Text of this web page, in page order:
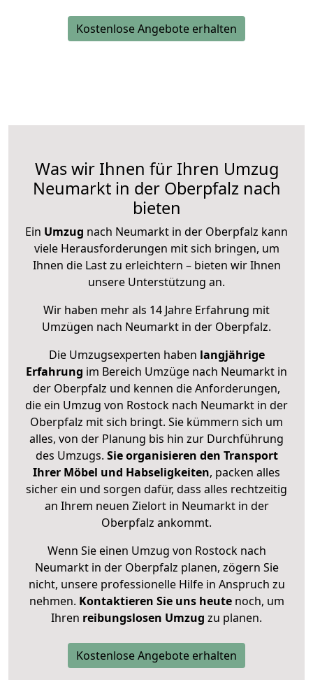
Kostenlose Angebote erhalten
Was wir Ihnen für Ihren Umzug
Neumarkt in der Oberpfalz nach
bieten
Ein Umzug nach Neumarkt in der Oberpfalz kann
viele Herausforderungen mit sich bringen, um
Ihnen die Last zu erleichtern – bieten wir Ihnen
unsere Unterstützung an.
Wir haben mehr als 14 Jahre Erfahrung mit
Umzügen nach Neumarkt in der Oberpfalz.
Die Umzugsexperten haben langjährige
Erfahrung im Bereich Umzüge nach Neumarkt in
der Oberpfalz und kennen die Anforderungen,
die ein Umzug von Rostock nach Neumarkt in der
Oberpfalz mit sich bringt. Sie kümmern sich um
alles, von der Planung bis hin zur Durchführung
des Umzugs. Sie organisieren den Transport
Ihrer Möbel und Habseligkeiten, packen alles
sicher ein und sorgen dafür, dass alles rechtzeitig
an Ihrem neuen Zielort in Neumarkt in der
Oberpfalz ankommt.
Wenn Sie einen Umzug von Rostock nach
Neumarkt in der Oberpfalz planen, zögern Sie
nicht, unsere professionelle Hilfe in Anspruch zu
nehmen. Kontaktieren Sie uns heutenoch, um
Ihren reibungslosen Umzug zu planen.
Kostenlose Angebote erhalten